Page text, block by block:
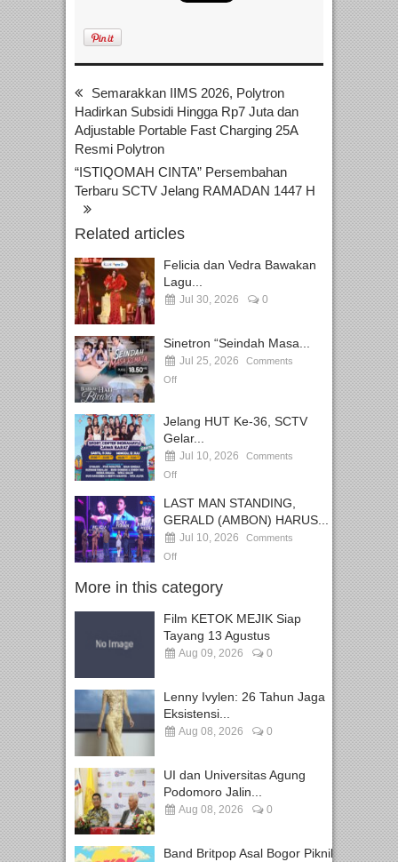
Semarakkan IIMS 2026, Polytron
Hadirkan Subsidi Hingga Rp7 Juta dan
Adjustable Portable Fast Charging 25A
Resmi Polytron
“ISTIQOMAH CINTA” Persembahan
Terbaru SCTV Jelang RAMADAN 1447 H
Related articles
Felicia dan Vedra Bawakan
Lagu...
Jul 30, 2026 0
Sinetron “Seindah Masa...
Jul 25, 2026
Comments
Off
Jelang HUT Ke-36, SCTV
Gelar...
Jul 10, 2026
Comments
Off
LAST MAN STANDING,
GERALD (AMBON) HARUS...
Jul 10, 2026
Comments
Off
More in this category
Film KETOK MEJIK Siap
Tayang 13 Agustus
Aug 09, 2026 0
Lenny Ivylen: 26 Tahun Jaga
Eksistensi...
Aug 08, 2026 0
UI dan Universitas Agung
Podomoro Jalin...
Aug 08, 2026 0
Band Britpop Asal Bogor Piknik